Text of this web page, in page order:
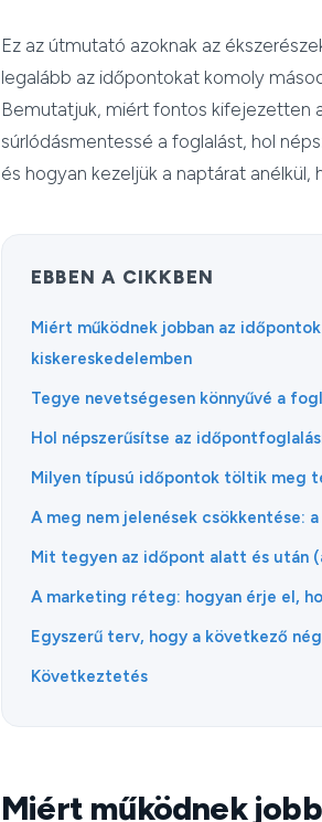
Ez az útmutató azoknak az
legalább az időpontokat komoly
Bemutatjuk, miért fontos kifejezetten
súrlódásmentessé a foglalást, hol
és hogyan kezeljük a naptárat
EBBEN A CIKKBEN
Miért működnek jobban az
kiskereskedelemben
Tegye nevetségesen könnyűvé a
Hol népszerűsítse az
Milyen típusú időpontok töltik meg
A meg nem jelenések csökkentése:
Mit tegyen az időpont alatt és után
A marketing réteg: hogyan érje el,
Egyszerű terv, hogy a következő
Következtetés
Miért működnek